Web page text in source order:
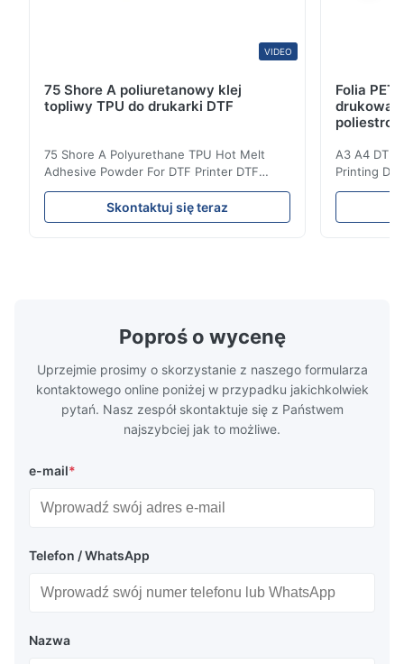
VIDEO
75 Shore A poliuretanowy klej
topliwy TPU do drukarki DTF
75 Shore A Polyurethane TPU Hot Melt
Adhesive Powder For DTF Printer DTF
Powder Technical Parameters Bonding
Parameters ( reference only) Temperature
110-130℃ Press 0.5-1.5 kg/cm2 Time 8-20
Skontaktuj się teraz
Folia
A3 A4 DTF
Printing
application
pattern
Poproś o wycenę
Uprzejmie prosimy o skorzystanie z naszego formularza
kontaktowego online poniżej w przypadku jakichkolwiek
pytań. Nasz zespół skontaktuje się z Państwem
najszybciej jak to możliwe.
e-mail*
Telefon / WhatsApp
Nazwa